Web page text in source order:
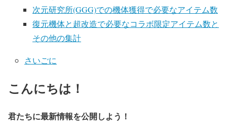
次元研究所(GGG)での機体獲得で必要なアイテム数
復元機体と超改造で必要なコラボ限定アイテム数と
その他の集計
さいごに
こんにちは！
君たちに最新情報を公開しよう！